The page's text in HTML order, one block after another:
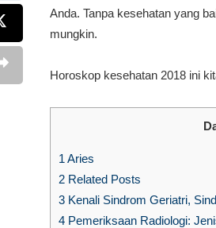
Anda. Tanpa kesehatan yang
mungkin.
Horoskop kesehatan 2018 ini
1 Aries
2 Related Posts
3 Kenali Sindrom Geriatri,
4 Pemeriksaan Radiologi: